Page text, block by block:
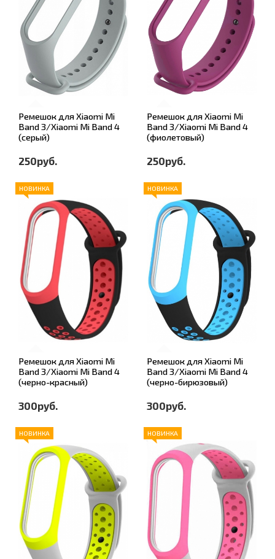
Ремешок для Xiaomi Mi
Band 3/Xiaomi Mi Band 4
(серый)
250руб.
Ремешок для Xiaomi Mi
Band 3/Xiaomi Mi Band 4
(фиолетовый)
250руб.
НОВИНКА
Ремешок для Xiaomi Mi
Band 3/Xiaomi Mi Band 4
(черно-красный)
300руб.
НОВИНКА
Ремешок для Xiaomi Mi
Band 3/Xiaomi Mi Band 4
(черно-бирюзовый)
300руб.
НОВИНКА НОВИНКА